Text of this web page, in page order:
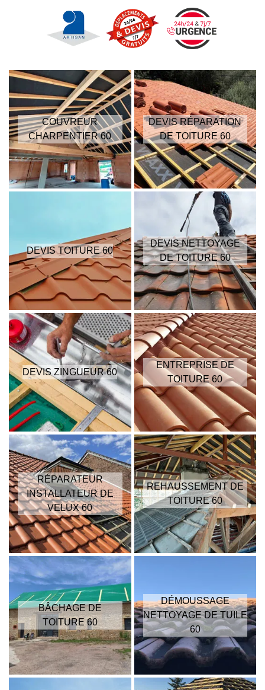
COUVREUR
CHARPENTIER 60
DEVIS RÉPARATION
DE TOITURE 60
DEVIS TOITURE 60
DEVIS NETTOYAGE
DE TOITURE 60
DEVIS ZINGUEUR 60
ENTREPRISE DE
TOITURE 60
RÉPARATEUR
INSTALLATEUR DE
VELUX 60
REHAUSSEMENT DE
TOITURE 60
BÂCHAGE DE
TOITURE 60
DÉMOUSSAGE
NETTOYAGE DE TUILE
60